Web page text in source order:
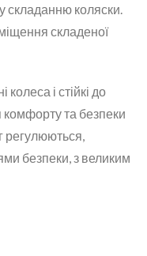
складанню коляски.
складеної
і стійкі до
комфорту та безпеки
регулюються,
безпеки, з великим